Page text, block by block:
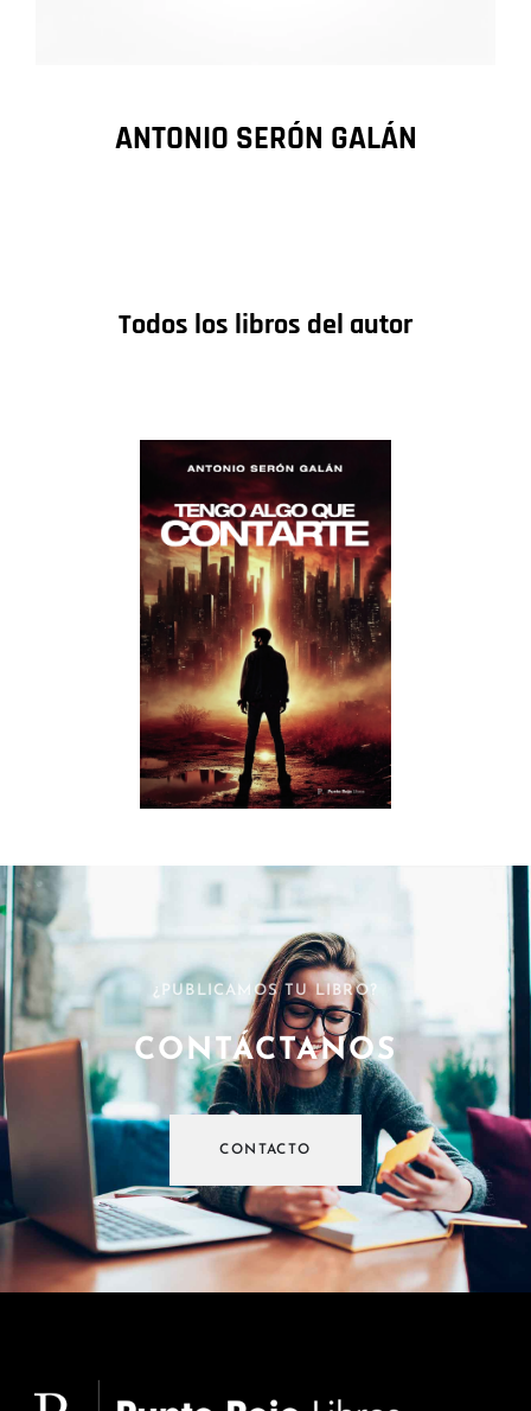
ANTONIO SERÓN GALÁN
Todos los libros del autor
¿PUBLICAMOS TU LIBRO?
CONTÁCTANOS
CONTACTO